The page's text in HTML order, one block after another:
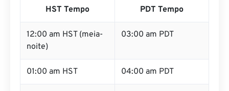
HST Tempo PDT Tempo
12:00 am HST (meia-
noite)
03:00 am PDT
01:00 am HST 04:00 am PDT